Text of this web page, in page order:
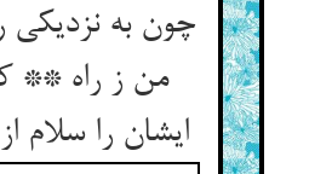
چون به نزدیکی
من ز راه **
ایشان را سلام از